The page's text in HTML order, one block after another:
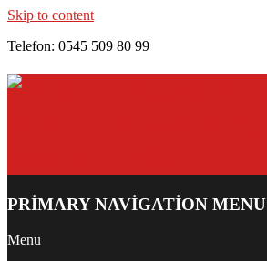
Skip to content
Telefon: 0545 509 80 99
PRIMARY NAVIGATION MENU
Menu